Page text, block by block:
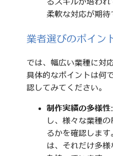
柔軟な対応が期待
業者選びのポイン
では、幅広い業種に対
具体的なポイントは何
認してみてください。
制作実績の多様性
し、様々な業種
るかを確認しま
は、それだけ多